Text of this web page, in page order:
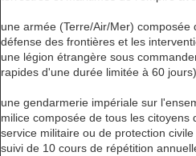
une armée (Terre/Air/Mer)
défense des frontières et les
une légion étrangère sous
rapides d'une durée limitée à 60 jours)
une gendarmerie impériale sur
milice composée de tous les
service militaire ou de protection
suivi de 10 cours de répétition